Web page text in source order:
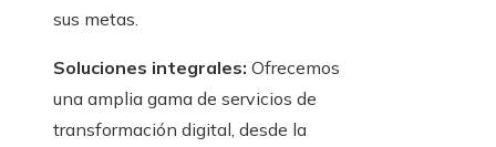
sus metas.
Soluciones integrales: Ofrecemos
una amplia gama de servicios de
transformación digital, desde la